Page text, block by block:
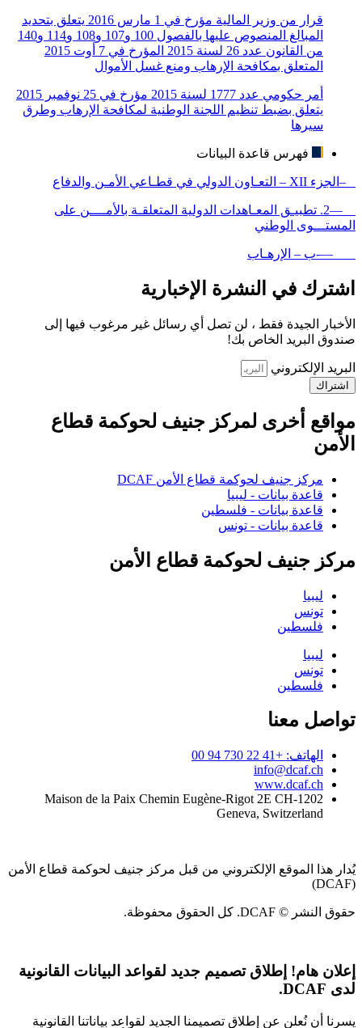
قرار من وزير المالية مؤرخ في 1 مارس 2016 يتعلق بتحديد
المبالغ المنصوص عليها بالفصول 100 و107 و108 و114 و140
من القانون عدد 26 لسنة 2015 المؤرخ في 7 أوت 2015
المتعلق بمكافحة الإرهاب ومنع غسل الأموال
أمر حكومي عدد 1777 لسنة 2015 مؤرخ في 25 نوفمبر 2015
يتعلق بضبط تنظيم اللجنة الوطنية لمكافحة الإرهاب وطرق
سيرها
فهرس قاعدة البيانات
–الجزء XII – التعـاون الدولي في قطـاعي الأمـن والدفاع
—2. تطبيـق المعـاهدات الدولية المتعلقـة بالأمــــن على
المستـــوى الوطني
—-ب – الإرهـاب
اشترك في النشرة الإخبارية
الأخبار الجيدة فقط ، لن تصل أي رسائل غير مرغوب فيها إلى
صندوق البريد الخاص بك!
البريد الإلكتروني
اشتراك
مواقع أخرى لمركز جنيف لحوكمة قطاع
الأمن
مركز جنيف لحوكمة قطاع الأمن DCAF
قاعدة بيانات - ليبيا
قاعدة بيانات - فلسطين
قاعدة بيانات - تونس
مركز جنيف لحوكمة قطاع الأمن
ليبيا
تونس
فلسطين
ليبيا
تونس
فلسطين
تواصل معنا
الهاتف: +41 22 730 94 00
info@dcaf.ch
www.dcaf.ch
Maison de la Paix Chemin Eugène-Rigot 2E CH-1202
Geneva, Switzerland
يُدار هذا الموقع الإلكتروني من قبل مركز جنيف لحوكمة قطاع الأمن
(DCAF)
حقوق النشر © DCAF. كل الحقوق محفوظة.
إعلان هام! إطلاق تصميم جديد لقواعد البيانات القانونية
لدى DCAF.
يسرنا أن نُعلن عن إطلاق تصميمنا الجديد لقواعد بياناتنا القانونية